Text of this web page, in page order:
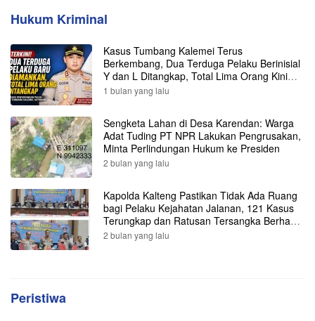
Hukum Kriminal
Kasus Tumbang Kalemei Terus
Berkembang, Dua Terduga Pelaku Berinisial
Y dan L Ditangkap, Total Lima Orang Kini
Diamankan Polisi
1 bulan yang lalu
Sengketa Lahan di Desa Karendan: Warga
Adat Tuding PT NPR Lakukan Pengrusakan,
Minta Perlindungan Hukum ke Presiden
2 bulan yang lalu
Kapolda Kalteng Pastikan Tidak Ada Ruang
bagi Pelaku Kejahatan Jalanan, 121 Kasus
Terungkap dan Ratusan Tersangka Berhasil
Dibekuk
2 bulan yang lalu
Peristiwa